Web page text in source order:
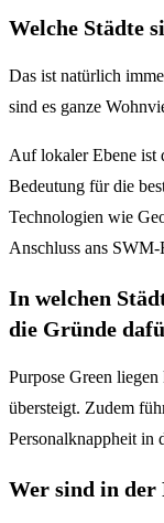
Welche Städte
Das ist natürlich
sind es ganze
Auf lokaler Ebene ist
Bedeutung für die
Technologien wie
Anschluss ans
In welchen
die Gründe
Purpose Green
übersteigt. Zudem
Personalknappheit in
Wer sind in der